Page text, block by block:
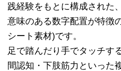
践経験をもとに構成された、
意味のある数字配置が特徴
シート素材)です。
足で踏んだり手でタッチす
間認知・下肢筋力といった